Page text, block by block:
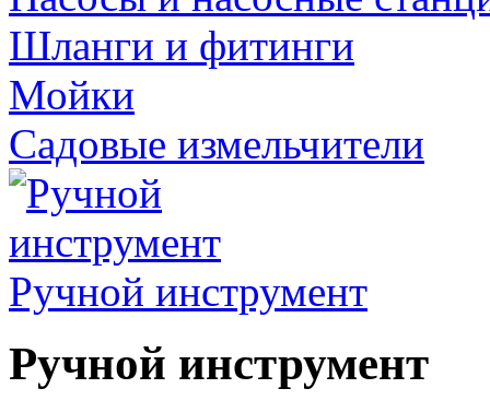
Шланги и фитинги
Мойки
Садовые измельчители
Ручной инструмент
Ручной инструмент